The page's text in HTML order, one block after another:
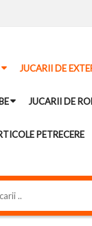
JUCARII DE
JUCARII DE
PETRECERE